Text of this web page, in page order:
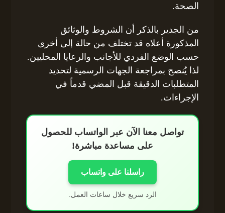
الصحة.
من الجدير بالذكر أن الشروط والوثائق
المذكورة أعلاه قد تختلف من حالة إلى أخرى
حسب الوضع الفردي للأجانب والرعايا المحليين.
لذا يُنصح بمراجعة الجهات الرسمية لتحديد
المتطلبات الدقيقة قبل المضي قدماً في
الإجراءات.
تواصل معنا الآن عبر الواتساب للحصول
على مساعدة مباشرة!
راسلنا على واتساب
الرد سريع خلال ساعات العمل.